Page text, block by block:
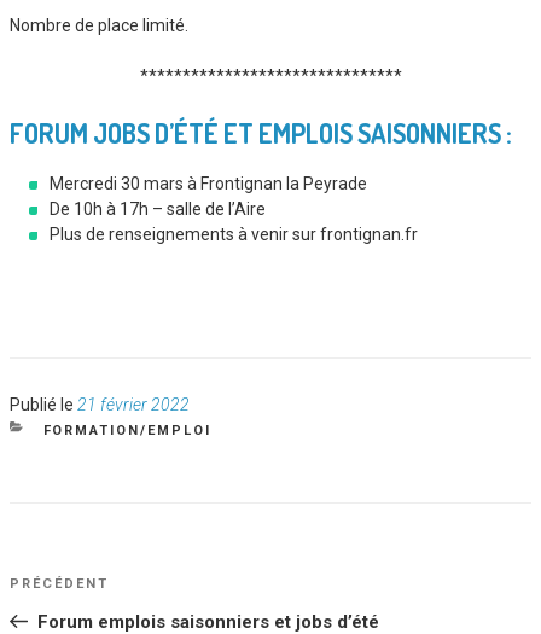
Nombre de place limité.
*******************************
FORUM JOBS D’ÉTÉ ET EMPLOIS SAISONNIERS :
Mercredi 30 mars à Frontignan la Peyrade
De 10h à 17h – salle de l’Aire
Plus de renseignements à venir sur frontignan.fr
Publié le Publié
le
21 février 2022
CATÉGORIES
FORMATION/EMPLOI
NAVIGATION
DE
Article
PRÉCÉDENT
Forum emplois saisonniers et jobs d’été